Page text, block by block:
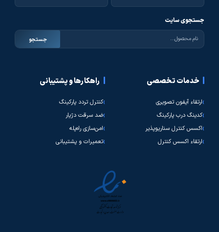
جستجوی سایت
جستجو
خدمات تخصصی
ارتقاء آیفون تصویری
کدینگ درب پارکینگ
اکسس کنترل سناریوپذیر
ارتقاء اکسس کنترل
راهکارها و پشتیبانی
کنترل تردد پارکینگ
ضد سرقت دژیار
امن‌سازی راه‌پله
تعمیرات و پشتیبانی